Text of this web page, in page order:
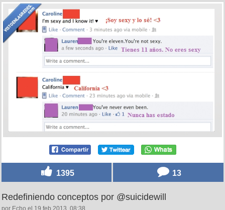
1395 13
Redefiniendo conceptos por @suicidewill